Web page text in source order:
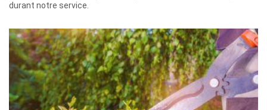
durant notre service.